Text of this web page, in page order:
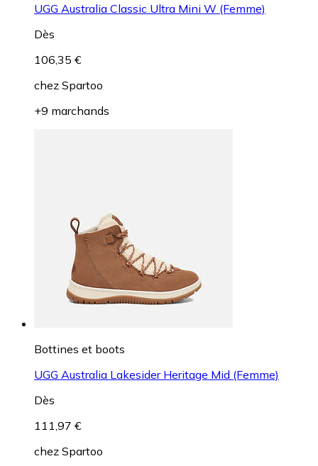
UGG Australia Classic Ultra Mini W (Femme)
Dès
106,35 €
chez Spartoo
+9 marchands
Bottines et boots
UGG Australia Lakesider Heritage Mid (Femme)
Dès
111,97 €
chez Spartoo